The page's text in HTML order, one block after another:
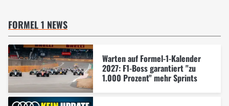
FORMEL 1 NEWS
Warten auf Formel-1-Kalender
2027: F1-Boss garantiert "zu
1.000 Prozent" mehr Sprints